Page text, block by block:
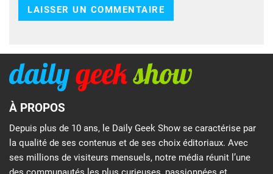
À PROPOS
Depuis plus de 10 ans, le Daily Geek Show se caractérise par
la qualité de ses contenus et de ses choix éditoriaux. Avec
ses millions de visiteurs mensuels, notre média réunit l’une